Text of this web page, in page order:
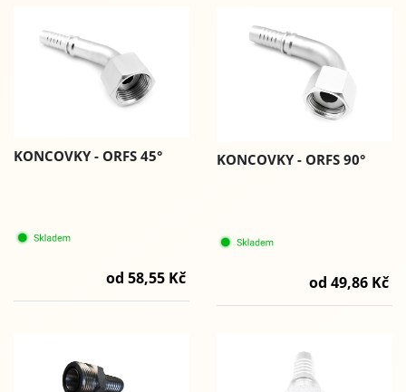
KONCOVKY - ORFS 45°
od 58,55 Kč
KONCOVKY - ORFS 90°
od 49,86 Kč